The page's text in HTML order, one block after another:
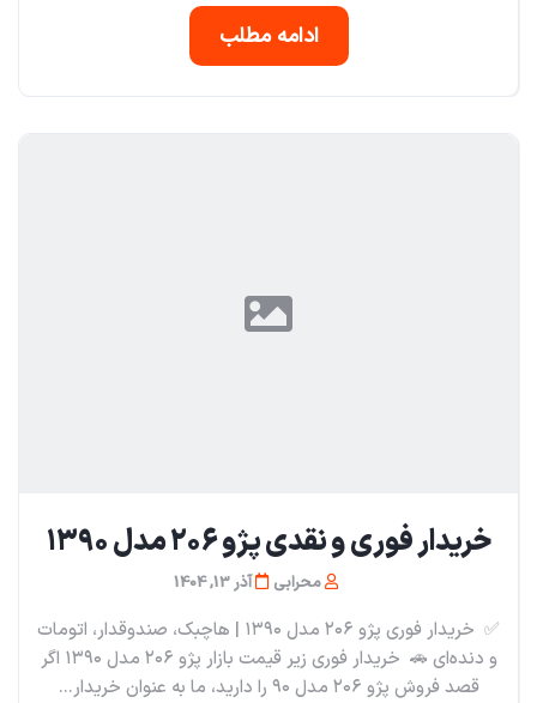
ادامه مطلب
خریدار فوری و نقدی پژو ۲۰۶ مدل ۱۳۹۰
محرابی آذر 13, 1404
✅ خریدار فوری پژو ۲۰۶ مدل ۱۳۹۰ | هاچبک، صندوقدار، اتومات
و دنده‌ای 🚗 خریدار فوری زیر قیمت بازار پژو ۲۰۶ مدل ۱۳۹۰ اگر
قصد فروش پژو ۲۰۶ مدل ۹۰ را دارید، ما به عنوان خریدار...